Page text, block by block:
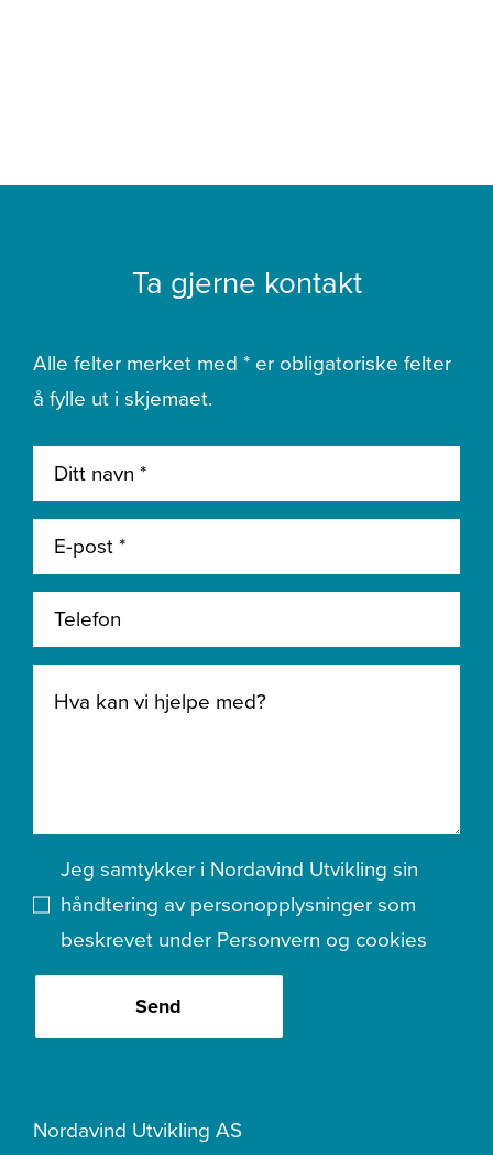
Ta gjerne kontakt
Alle felter merket med * er obligatoriske felter
å fylle ut i skjemaet.
Jeg samtykker i Nordavind Utvikling sin
håndtering av personopplysninger som
beskrevet under Personvern og cookies
Send
Nordavind Utvikling AS